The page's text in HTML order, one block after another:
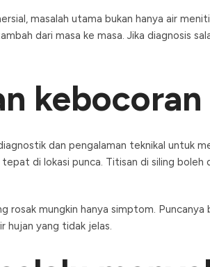
masalah utama bukan hanya air
dari masa ke masa. Jika diagnosis
dan pengalaman teknikal untuk
di lokasi punca. Titisan di siling
rosak mungkin hanya simptom.
hujan yang tidak jelas.